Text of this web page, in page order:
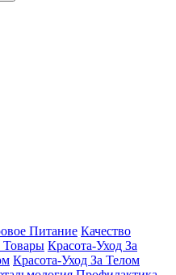
Питание Качество
Товары Красота-Уход За
Красота-Уход За Телом